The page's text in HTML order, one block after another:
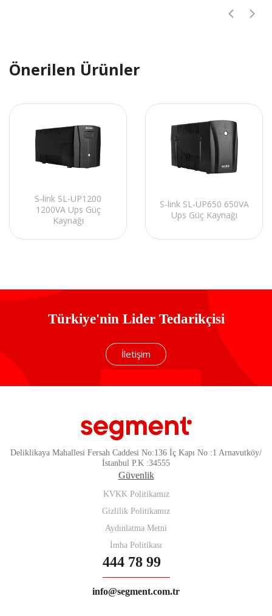
Önerilen Ürünler
S-link SL-UP1200
1200VA Ups Güç
Kaynağı
S-link SL-UP650 650VA
Ups Güç Kaynağı
Türkiye'nin Lider Tedarikçisi
İletişim
Deliklikaya Mahallesi Fersah Caddesi No:136 İç Kapı No :1 Arnavutköy/
İstanbul P.K :34555
Güvenlik
KVKK Politikamız
Gizlilik Politikamız
Aydınlatma Metni
İmha Politikası
444 78 99
info@segment.com.tr